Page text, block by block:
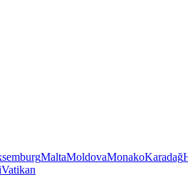
MaltaMoldovaMonakoKaradağ
Vatikan